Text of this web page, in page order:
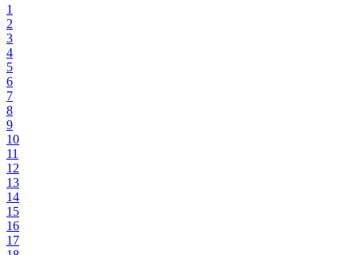
1
2
3
4
5
6
7
8
9
10
11
12
13
14
15
16
17